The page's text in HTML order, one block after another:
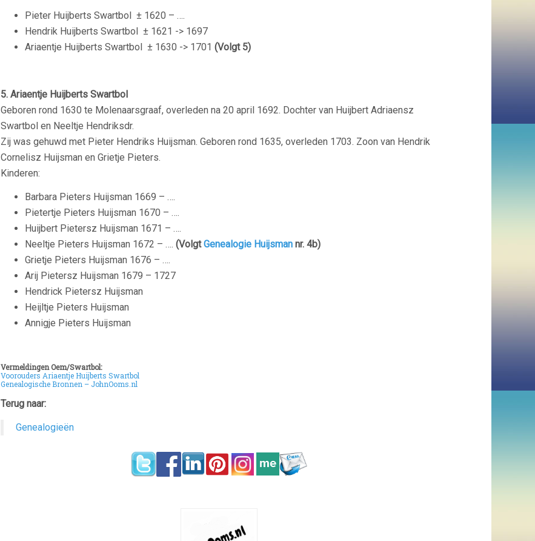
Pieter Huijberts Swartbol ± 1620 – ….
Hendrik Huijberts Swartbol ± 1621 -> 1697
Ariaentje Huijberts Swartbol ± 1630 -> 1701 (Volgt 5)
5. Ariaentje Huijberts Swartbol
Geboren rond 1630 te Molenaarsgraaf, overleden na 20 april 1692. Dochter van Huijbert Adriaensz
Swartbol en Neeltje Hendriksdr.
Zij was gehuwd met Pieter Hendriks Huijsman. Geboren rond 1635, overleden 1703. Zoon van Hendrik
Cornelisz Huijsman en Grietje Pieters.
Kinderen:
Barbara Pieters Huijsman 1669 – ….
Pietertje Pieters Huijsman 1670 – ….
Huijbert Pietersz Huijsman 1671 – ….
Neeltje Pieters Huijsman 1672 – …. (VolgtGenealogie Huijsman nr. 4b)
Grietje Pieters Huijsman 1676 – ….
Arij Pietersz Huijsman 1679 – 1727
Hendrick Pietersz Huijsman
Heijltje Pieters Huijsman
Annigje Pieters Huijsman
Vermeldingen Oem/Swartbol:
Voorouders Ariaentje Huijberts Swartbol
Genealogische Bronnen – JohnOoms.nl
Terug naar:
Genealogieën